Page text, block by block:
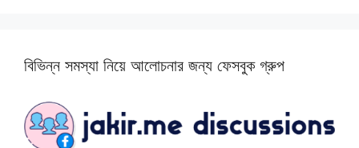
বিভিন্ন সমস্যা নিয়ে আলোচনার জন্য ফেসবুক গ্রুপ